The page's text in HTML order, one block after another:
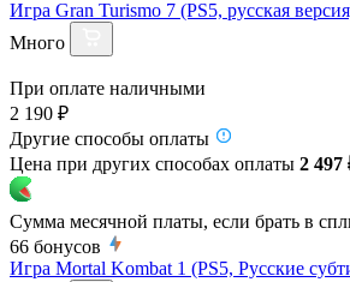
Игра Gran Turismo 7 (PS5, русская
Много
При оплате наличными
2 190 ₽
Другие способы оплаты
Цена при других способах оплаты 2 497
Сумма месячной платы, если брать в
66 бонусов
Игра Mortal Kombat 1 (PS5, Русские